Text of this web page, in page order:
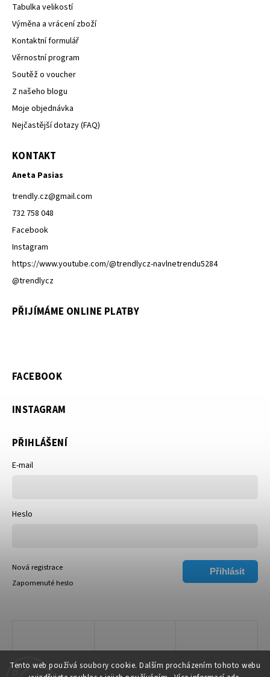
Tento web používá soubory cookie. Dalším procházením tohoto webu
Tabulka velikostí
Výměna a vrácení zboží
Kontaktní formulář
Věrnostní program
Soutěž o voucher
Z našeho blogu
Moje objednávka
Nejčastější dotazy (FAQ)
KONTAKT
Aneta Pasias
trendly.cz@gmail.com
732 758 048
Facebook
Instagram
https://www.youtube.com/@trendlycz-navlnetrendu5284
@trendlycz
PŘIJÍMÁME ONLINE PLATBY
FACEBOOK
INSTAGRAM
PŘIHLÁŠENÍ
E-mail
Heslo
Přihlásit
Nová registrace
Zapomenuté heslo